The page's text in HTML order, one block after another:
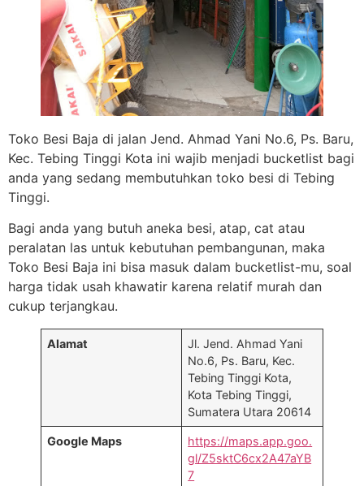
Toko Besi Baja di jalan Jend. Ahmad Yani No.6, Ps. Baru,
Kec. Tebing Tinggi Kota ini wajib menjadi bucketlist bagi
anda yang sedang membutuhkan toko besi di Tebing
Tinggi.
Bagi anda yang butuh aneka besi, atap, cat atau
peralatan las untuk kebutuhan pembangunan, maka
Toko Besi Baja ini bisa masuk dalam bucketlist-mu, soal
harga tidak usah khawatir karena relatif murah dan
cukup terjangkau.
Alamat
Jl. Jend. Ahmad Yani
No.6, Ps. Baru, Kec.
Tebing Tinggi Kota,
Kota Tebing Tinggi,
Sumatera Utara 20614
Google Maps
https://maps.app.goo.
gl/Z5sktC6cx2A47aYB
7